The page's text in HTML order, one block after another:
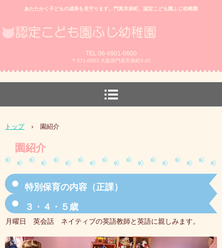
あたたかく子どもの成長を見守ります。門真市泉町、認定こども園ふじ幼稚園
TEL.06-6901-0600
〒571-0053 大阪府門真市泉町3-20
トップ › 園紹介
園紹介
特別保育の内容（正課）
３・４・５歳
月曜日 英会話 ネイティブの英語教師と英語に親しみます。